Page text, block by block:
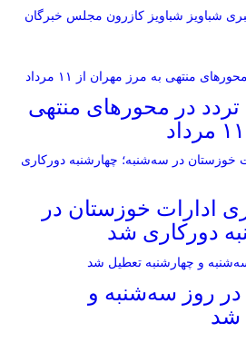
شباویز شباویز کازرون مجلس خبرگان
در محورهای منتهی
ادارات خوزستان در
دورکاری شد
در روز سه‌شنبه و
شد